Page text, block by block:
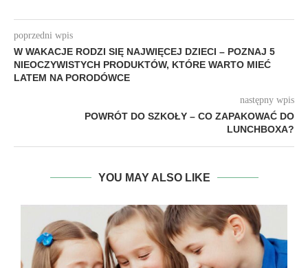
poprzedni wpis
W WAKACJE RODZI SIĘ NAJWIĘCEJ DZIECI – POZNAJ 5
NIEOCZYWISTYCH PRODUKTÓW, KTÓRE WARTO MIEĆ
LATEM NA PORODÓWCE
następny wpis
POWRÓT DO SZKOŁY – CO ZAPAKOWAĆ DO
LUNCHBOXA?
YOU MAY ALSO LIKE